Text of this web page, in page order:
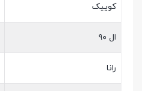
کوییک
ال ۹۰
رانا